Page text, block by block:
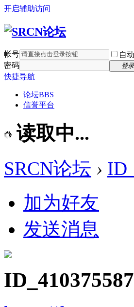
开启辅助访问
帐号 自
密码
登录
快捷导航
论坛BBS
信誉平台
读取中...
SRCN论坛 ›
加为好友
发送消息
ID_410375587